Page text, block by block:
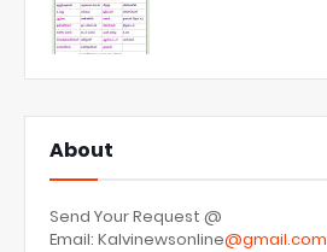
About
Send Your Request @
Email: Kalvinewsonline@gmail.com